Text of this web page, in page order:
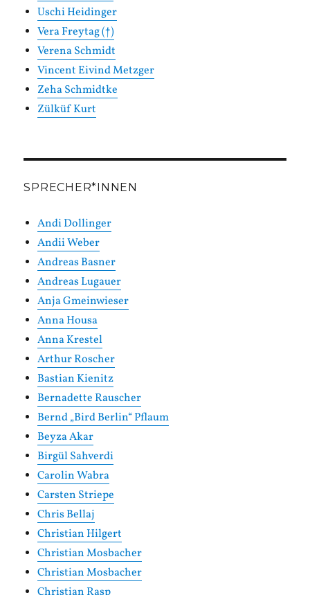
Uschi Heidinger
Vera Freytag (†)
Verena Schmidt
Vincent Eivind Metzger
Zeha Schmidtke
Zülküf Kurt
SPRECHER*INNEN
Andi Dollinger
Andii Weber
Andreas Basner
Andreas Lugauer
Anja Gmeinwieser
Anna Housa
Anna Krestel
Arthur Roscher
Bastian Kienitz
Bernadette Rauscher
Bernd „Bird Berlin“ Pflaum
Beyza Akar
Birgül Sahverdi
Carolin Wabra
Carsten Striepe
Chris Bellaj
Christian Hilgert
Christian Mosbacher
Christian Mosbacher